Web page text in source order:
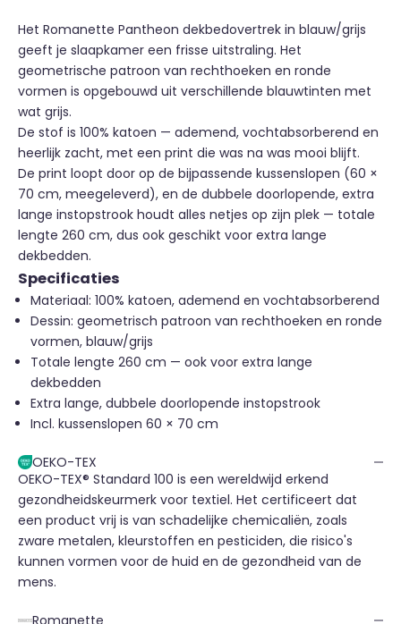
Het Romanette Pantheon dekbedovertrek in blauw/grijs
geeft je slaapkamer een frisse uitstraling. Het
geometrische patroon van rechthoeken en ronde
vormen is opgebouwd uit verschillende blauwtinten met
wat grijs.
De stof is 100% katoen — ademend, vochtabsorberend en
heerlijk zacht, met een print die was na was mooi blijft.
De print loopt door op de bijpassende kussenslopen (60 ×
70 cm, meegeleverd), en de dubbele doorlopende, extra
lange instopstrook houdt alles netjes op zijn plek — totale
lengte 260 cm, dus ook geschikt voor extra lange
dekbedden.
Specificaties
Materiaal: 100% katoen, ademend en vochtabsorberend
Dessin: geometrisch patroon van rechthoeken en ronde
vormen, blauw/grijs
Totale lengte 260 cm — ook voor extra lange
dekbedden
Extra lange, dubbele doorlopende instopstrook
Incl. kussenslopen 60 × 70 cm
OEKO-TEX
OEKO-TEX® Standard 100 is een wereldwijd erkend
gezondheidskeurmerk voor textiel. Het certificeert dat
een product vrij is van schadelijke chemicaliën, zoals
zware metalen, kleurstoffen en pesticiden, die risico's
kunnen vormen voor de huid en de gezondheid van de
mens.
Romanette